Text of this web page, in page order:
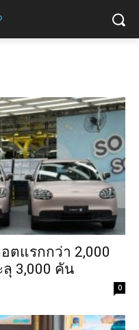
อตแรกกว่า 2,000
3,000 คัน
0